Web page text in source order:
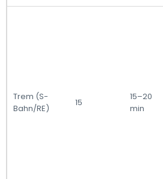
Trem (S-
Bahn/RE)
15
15–20
min